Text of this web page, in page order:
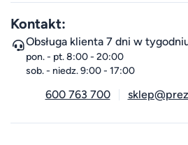
Kontakt:
Obsługa klienta 7 dni w
pon. - pt. 8:00 - 20:00
sob. - niedz. 9:00 - 17:00
600 763 700